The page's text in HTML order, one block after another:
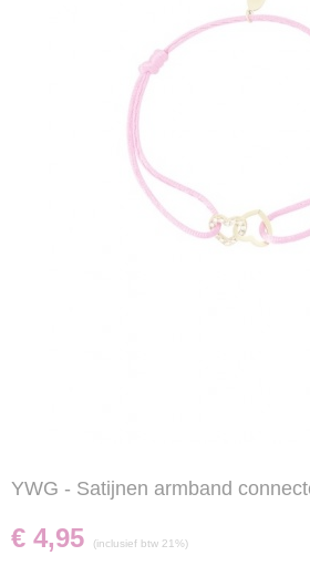
YWG - Satijnen armband
€ 4,95 (inclusief btw 21%)